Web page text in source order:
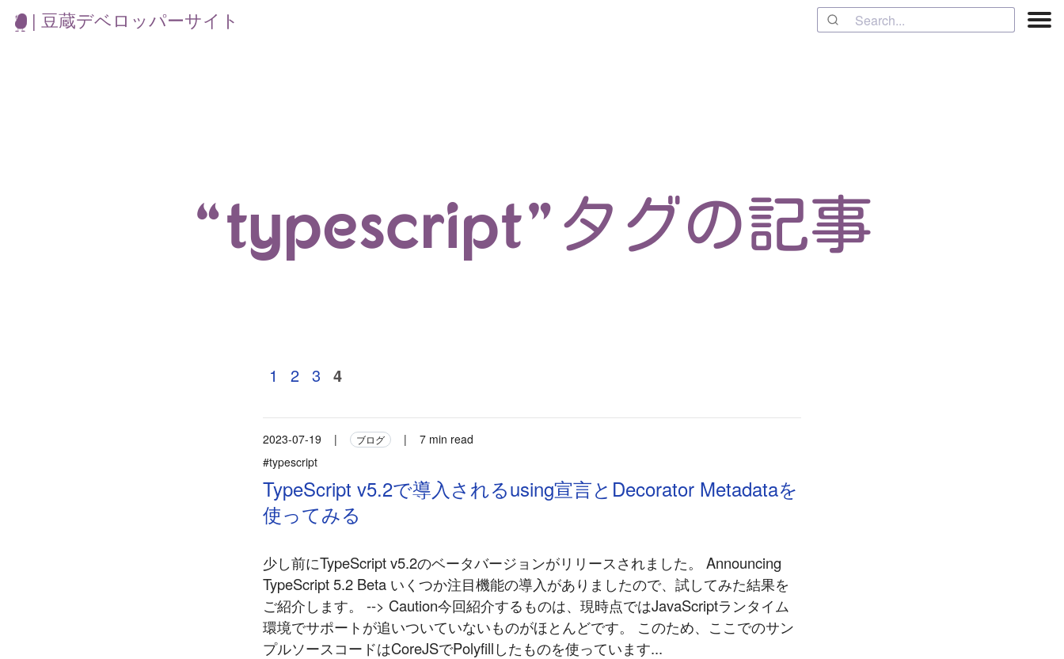
| 豆蔵デベロッパーサイト
“typescript”タグの記事
1 2 3 4
2023-07-19 | ブログ |
7 min read
#typescript
TypeScript v5.2で導入されるusing宣言とDecorator Metadataを
使ってみる
少し前にTypeScript v5.2のベータバージョンがリリースされました。 Announcing
TypeScript 5.2 Beta いくつか注目機能の導入がありましたので、試してみた結果を
ご紹介します。 --> Caution今回紹介するものは、現時点ではJavaScriptランタイム
環境でサポートが追いついていないものがほとんどです。 このため、ここでのサン
プルソースコードはCoreJSでPolyfillしたものを使っています...